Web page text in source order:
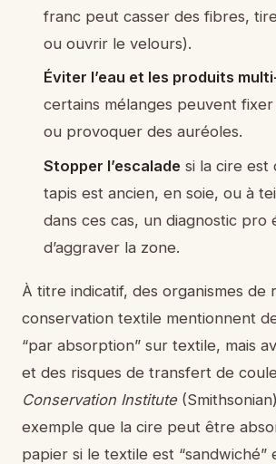
franc peut casser des fibres,
ou ouvrir le velours).
Éviter l’eau et les produits
certains mélanges peuvent
ou provoquer des auréoles.
Stopper l’escaladesi la cire est
tapis est ancien, en soie, ou à
dans ces cas, un diagnostic pro
d’aggraver la zone.
À titre indicatif, des organismes de
conservation textile mentionnent
“par absorption” sur textile, mais
et des risques de transfert de
Conservation Institute
exemple que la cire peut être
papier si le textile est